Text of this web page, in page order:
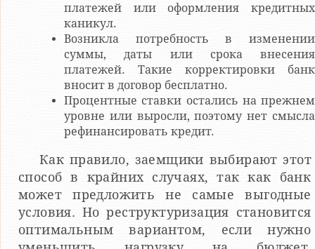
платежей или оформления кредитных
каникул.
Возникла потребность в изменении
суммы, даты или срока внесения
платежей. Такие корректировки банк
вносит в договор бесплатно.
Процентные ставки остались на прежнем
уровне или выросли, поэтому нет смысла
рефинансировать кредит.
Как правило, заемщики выбирают этот
способ в крайних случаях, так как банк
может предложить не самые выгодные
условия. Но реструктуризация становится
оптимальным вариантом, если нужно